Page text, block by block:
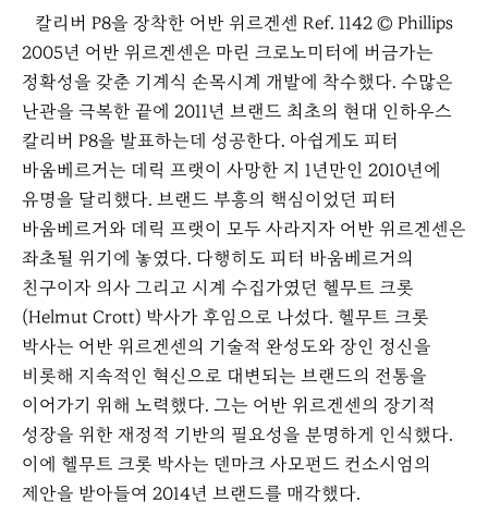
전
음칼리버 P8을 장착한 어반 위르겐센 Ref. 1142 © Phillips
이
전
다
음
2005년 어반 위르겐센은 마린 크로노미터에 버금가는
정확성을 갖춘 기계식 손목시계 개발에 착수했다. 수많은
난관을 극복한 끝에 2011년 브랜드 최초의 현대 인하우스
칼리버 P8을 발표하는데 성공한다. 아쉽게도 피터
바움베르거는 데릭 프랫이 사망한 지 1년만인 2010년에
유명을 달리했다. 브랜드 부흥의 핵심이었던 피터
바움베르거와 데릭 프랫이 모두 사라지자 어반 위르겐센은
좌초될 위기에 놓였다. 다행히도 피터 바움베르거의
친구이자 의사 그리고 시계 수집가였던 헬무트 크롯
(Helmut Crott) 박사가 후임으로 나섰다. 헬무트 크롯
박사는 어반 위르겐센의 기술적 완성도와 장인 정신을
비롯해 지속적인 혁신으로 대변되는 브랜드의 전통을
이어가기 위해 노력했다. 그는 어반 위르겐센의 장기적
성장을 위한 재정적 기반의 필요성을 분명하게 인식했다.
이에 헬무트 크롯 박사는 덴마크 사모펀드 컨소시엄의
제안을 받아들여 2014년 브랜드를 매각했다.